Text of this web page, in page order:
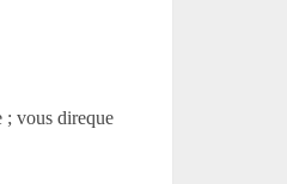
; vous direque